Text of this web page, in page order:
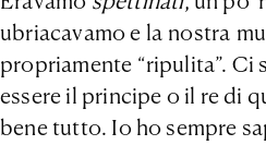
ubriacavamo e la nostra
propriamente “ripulita”. Ci
essere il principe o il re di
bene tutto. Io ho sempre